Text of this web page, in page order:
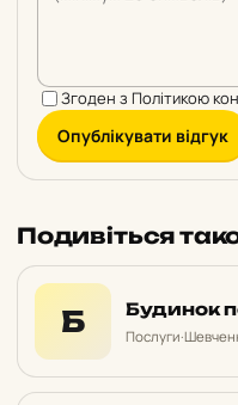
Згоден з Політикою
Опублікувати відгук
Подивіться
Б Будинок
Послуги·